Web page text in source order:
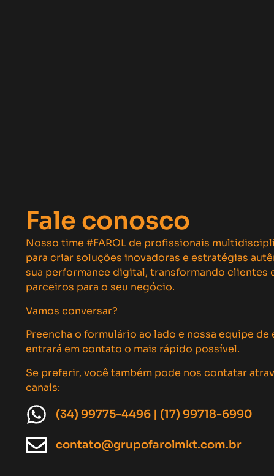
Fale conosco
Nosso time #FAROL de profissionais
para criar soluções inovadoras e estratégias
sua performance digital, transformando clientes
parceiros para o seu negócio.
Vamos conversar?
Preencha o formulário ao lado e nossa equipe de
entrará em contato o mais rápido possível.
Se preferir, você também pode nos contatar
canais:
(34) 99775-4496 | (17) 99718-6990
contato@grupofarolmkt.com.br